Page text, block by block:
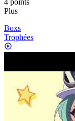
Plus
Boxs
Trophées